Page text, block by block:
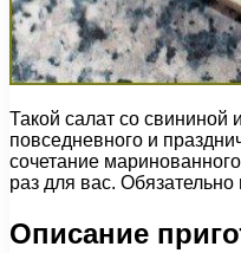
Такой салат со свининой
повседневного и
сочетание
раз для вас. Обязательно
Описание